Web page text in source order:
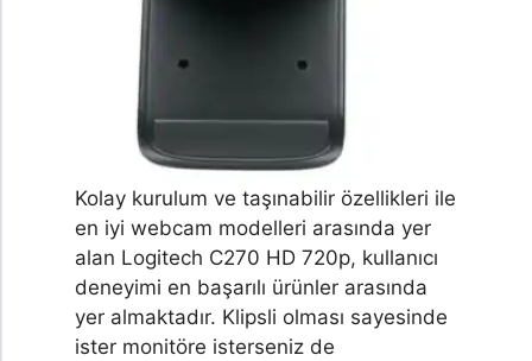
Kolay kurulum ve taşınabilir özellikleri ile
en iyi webcam modelleri arasında yer
alan Logitech C270 HD 720p, kullanıcı
deneyimi en başarılı ürünler arasında
yer almaktadır. Klipsli olması sayesinde
ister monitöre isterseniz de